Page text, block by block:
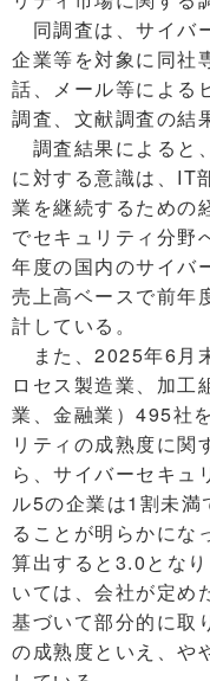
同調査は、サイバ
企業等を対象に同社
話、メール等による
調査、文献調査の結
調査結果によると
に対する意識は、IT
業を継続するための
でセキュリティ分野
年度の国内のサイバ
売上高ベースで前年
計している。
また、2025年6月
ロセス製造業、加工
業、金融業）495社
リティの成熟度に関
ら、サイバーセキュ
ル5の企業は1割未
ることが明らかにな
算出すると3.0とな
いては、会社が定め
基づいて部分的に取
の成熟度といえ、や